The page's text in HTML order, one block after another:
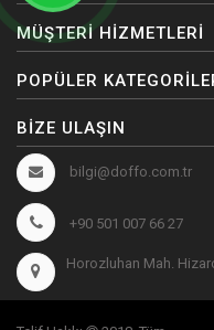
MÜŞTERI HIZMETLERI
POPÜLER
BIZE ULAŞIN
bilgi@doffo.com.tr
+90 501 007 66 27
Horozluhan Mah.